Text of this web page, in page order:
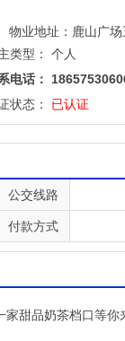
物业地址：鹿山广
类型：
个人
电话：
状态： 已认证
公交线路
付款方式
甜品奶茶档口等你